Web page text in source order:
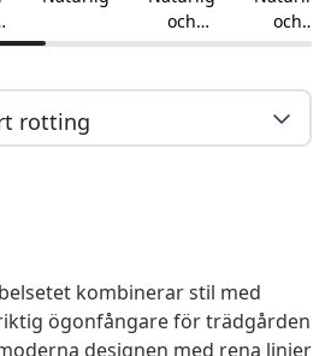
och
antracit
och
beige
rotting
kombinerar stil med
ögonfångare för trädgården
designen med rena linjer